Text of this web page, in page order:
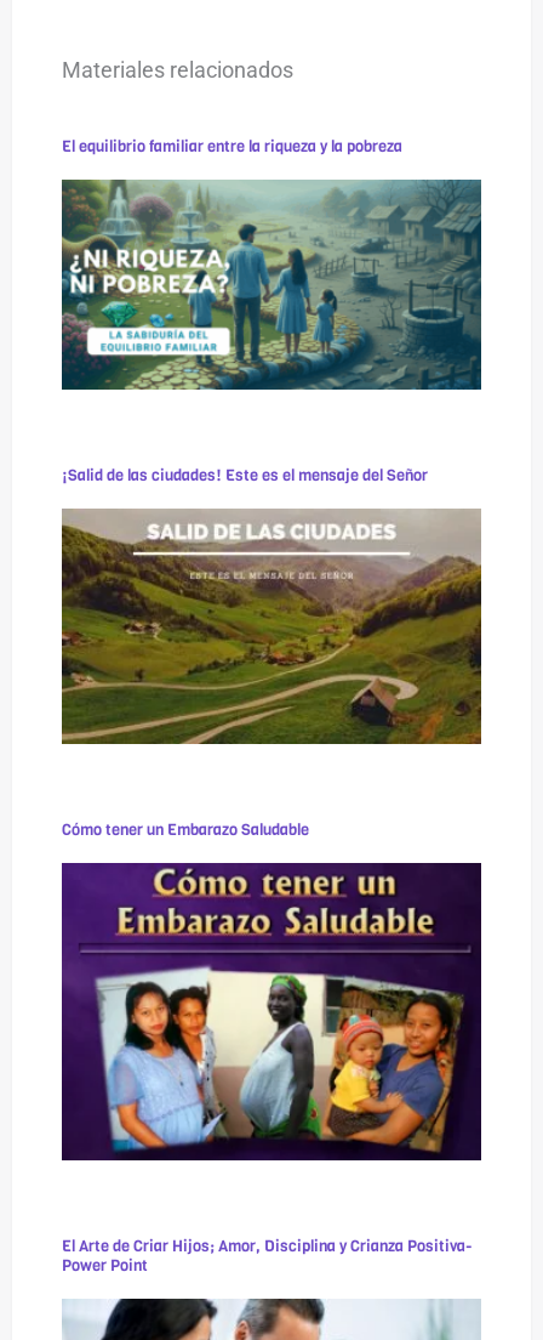
Materiales relacionados
El equilibrio familiar entre la riqueza y la pobreza
¡Salid de las ciudades! Este es el mensaje del Señor
Cómo tener un Embarazo Saludable
El Arte de Criar Hijos; Amor, Disciplina y Crianza Positiva-
Power Point